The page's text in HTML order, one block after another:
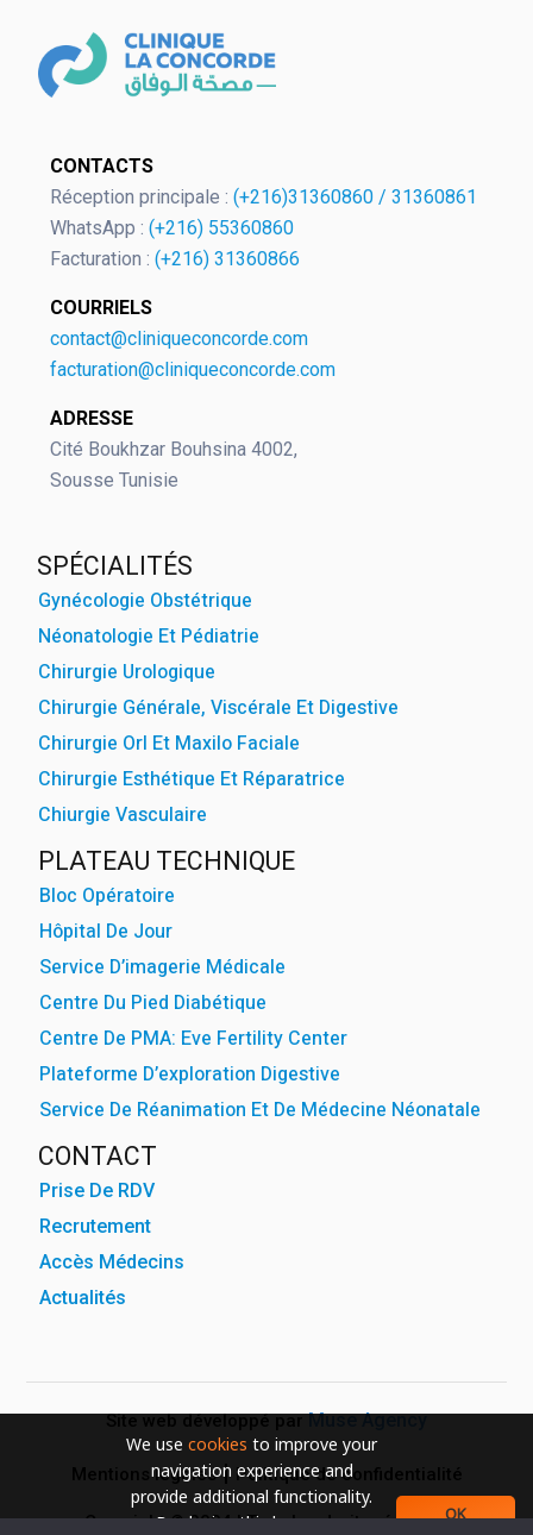
We use cookies to improve your
navigation experience and
provide additional functionality.
By closing this banner or
OK
European Commission | Cookies
CONTACTS
Réception principale : (+216)31360860 / 31360861
WhatsApp : (+216) 55360860
Facturation : (+216) 31360866
COURRIELS
contact@cliniqueconcorde.com
facturation@cliniqueconcorde.com
ADRESSE
Cité Boukhzar Bouhsina 4002,
Sousse Tunisie
SPÉCIALITÉS
Gynécologie Obstétrique
Néonatologie Et Pédiatrie
Chirurgie Urologique
Chirurgie Générale, Viscérale Et Digestive
Chirurgie Orl Et Maxilo Faciale
Chirurgie Esthétique Et Réparatrice
Chiurgie Vasculaire
PLATEAU TECHNIQUE
Bloc Opératoire
Hôpital De Jour
Service D’imagerie Médicale
Centre Du Pied Diabétique
Centre De PMA: Eve Fertility Center
Plateforme D’exploration Digestive
Service De Réanimation Et De Médecine Néonatale
CONTACT
Prise De RDV
Recrutement
Accès Médecins
Actualités
Site web développé parMuse Agency
Mentions légales Politique de confidentialité
Copyright © 2024 | Tous les droits réservés